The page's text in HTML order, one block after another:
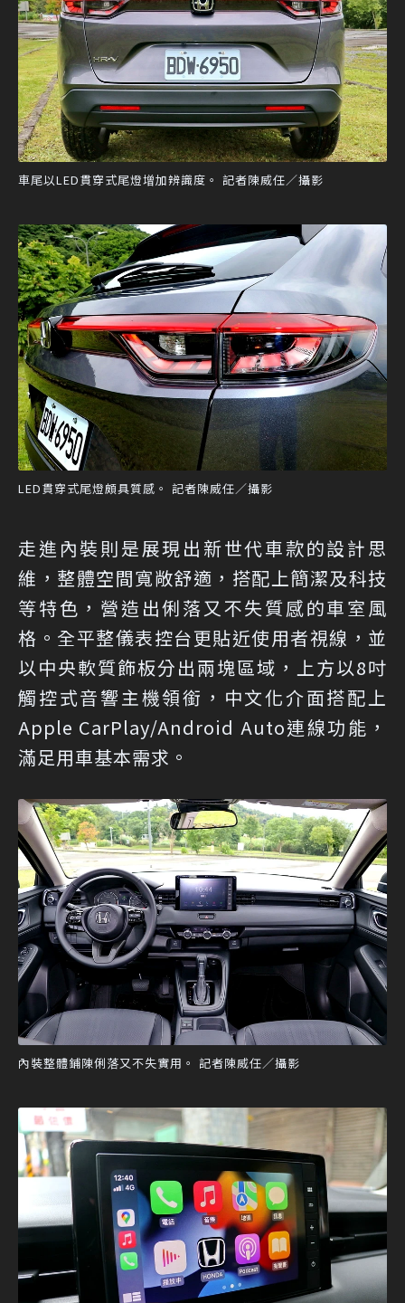
車尾以LED貫穿式尾燈增加辨識度。 記者陳威任／攝影
LED貫穿式尾燈頗具質感。 記者陳威任／攝影
走進內裝則是展現出新世代車款的設計思
維，整體空間寬敞舒適，搭配上簡潔及科技
等特色，營造出俐落又不失質感的車室風
格。全平整儀表控台更貼近使用者視線，並
以中央軟質飾板分出兩塊區域，上方以8吋
觸控式音響主機領銜，中文化介面搭配上
Apple CarPlay/Android Auto連線功能，
滿足用車基本需求。
內裝整體鋪陳俐落又不失實用。 記者陳威任／攝影